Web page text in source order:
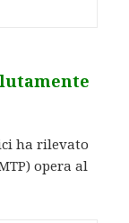
ha rilevato
opera al